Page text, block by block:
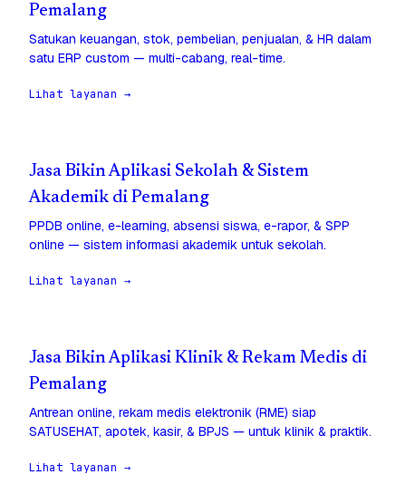
Pemalang
Satukan keuangan, stok, pembelian, penjualan, & HR dalam
satu ERP custom — multi-cabang, real-time.
Lihat layanan →
Jasa Bikin Aplikasi Sekolah & Sistem
Akademik di Pemalang
PPDB online, e-learning, absensi siswa, e-rapor, & SPP
online — sistem informasi akademik untuk sekolah.
Lihat layanan →
Jasa Bikin Aplikasi Klinik & Rekam Medis di
Pemalang
Antrean online, rekam medis elektronik (RME) siap
SATUSEHAT, apotek, kasir, & BPJS — untuk klinik & praktik.
Lihat layanan →